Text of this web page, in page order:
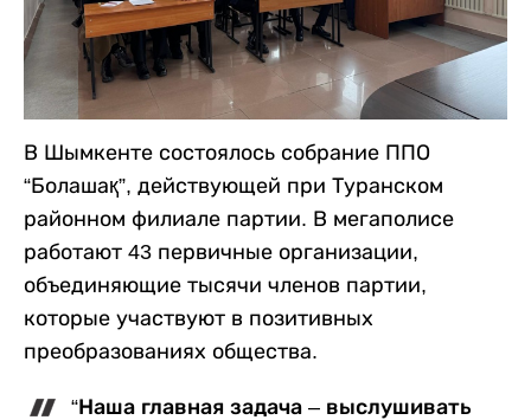
В Шымкенте состоялось собрание ППО
“Болашақ”, действующей при Туранском
районном филиале партии. В мегаполисе
работают 43 первичные организации,
объединяющие тысячи членов партии,
которые участвуют в позитивных
преобразованиях общества.
“Наша главная задача – выслушивать